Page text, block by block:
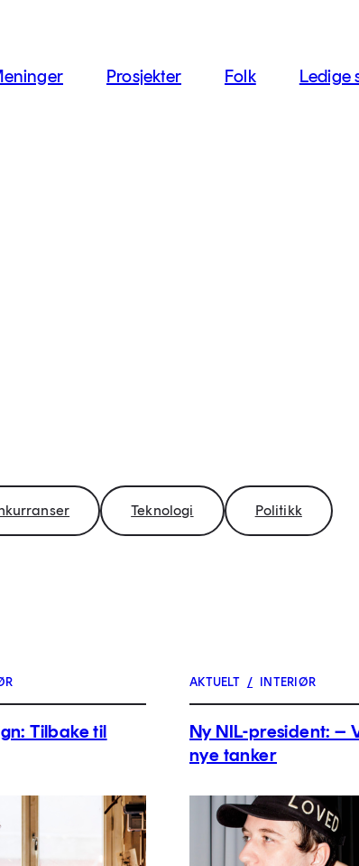
Prosjekter Folk Ledige
Teknologi Politikk
Tilbake til
AKTUELT / INTERIØR
Ny NIL-president: –
nye tanker